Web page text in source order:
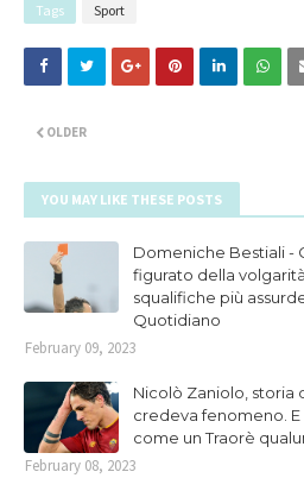
Tags Sport
OLDER
YOU MAY LIKE THESE POSTS
Domeniche Bestiali -
figurato della
squalifiche più
Quotidiano
February 09, 2023
Nicolò Zaniolo, storia
credeva fenomeno.
come un Traorè
February 08, 2023